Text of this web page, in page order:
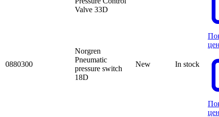
Valve 33D
0880300
Norgren
Pneumatic
pressure switch
18D
New In stock